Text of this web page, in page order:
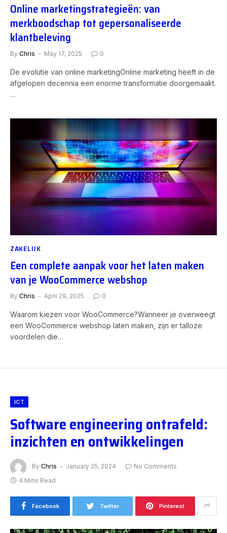
Online marketingstrategieën: van
merkboodschap tot gepersonaliseerde
klantbeleving
By Chris May 17, 2025 0
De evolutie van online marketingOnline marketing heeft in de
afgelopen decennia een enorme transformatie doorgemaakt.
…
ZAKELIJK
Een complete aanpak voor het laten maken
van je WooCommerce webshop
By Chris April 29, 2025 0
Waarom kiezen voor WooCommerce?Wanneer je overweegt
een WooCommerce webshop laten maken, zijn er talloze
voordelen die…
ICT
Software engineering ontrafeld:
inzichten en ontwikkelingen
By Chris January 25, 2024
No Comments
4 Mins Read
Facebook Twitter Pinterest